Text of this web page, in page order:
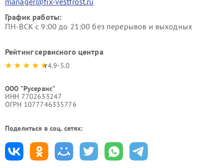
График работы:
ПН-ВСК с 9:00 до 21:00 без перерывов и выходных
Рейтинг сервисного центра
4.9-5.0
ООО "Русервис"
ИНН 7702633247
ОГРН 1077746335776
Поделиться в соц. сетях: